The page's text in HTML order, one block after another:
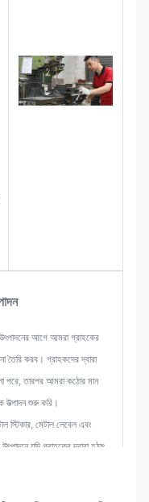
পারে, যেমন আকারের সীমাবদ্ধতা,
পৃষ্ঠের চিকিত্সা, মান নিয়ন্ত্রণ
অতএব, আমাদের দলে আপনার জন্য
আগে আমরা গ্রাহকের
তৈরি করব। গ্রাহকদের দ্বারা
পরে, তারপর আমরা কঠোর মান
উত্পাদন শুরু করি।
স্টিকার, মেটাল লেবেল এবং
যদি গ্রাহকের দ্বারা হঠাৎ